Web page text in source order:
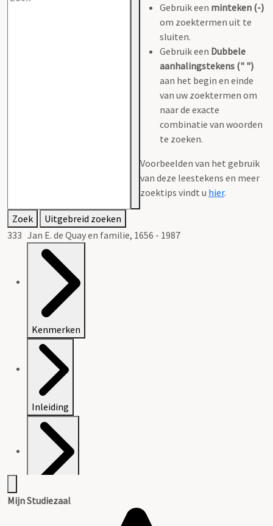
Gebruik een minteken (-)
om zoektermen uit te
sluiten.
Gebruik een Dubbele
aanhalingstekens (" ")
aan het begin en einde
van uw zoektermen om
naar de exacte
combinatie van woorden
te zoeken.
Voorbeelden van het gebruik
van deze leestekens en meer
zoektips vindt u hier.
Zoek
Uitgebreid zoeken
333 Jan E. de Quay en familie, 1656 - 1987
Kenmerken
Inleiding
Mijn Studiezaal